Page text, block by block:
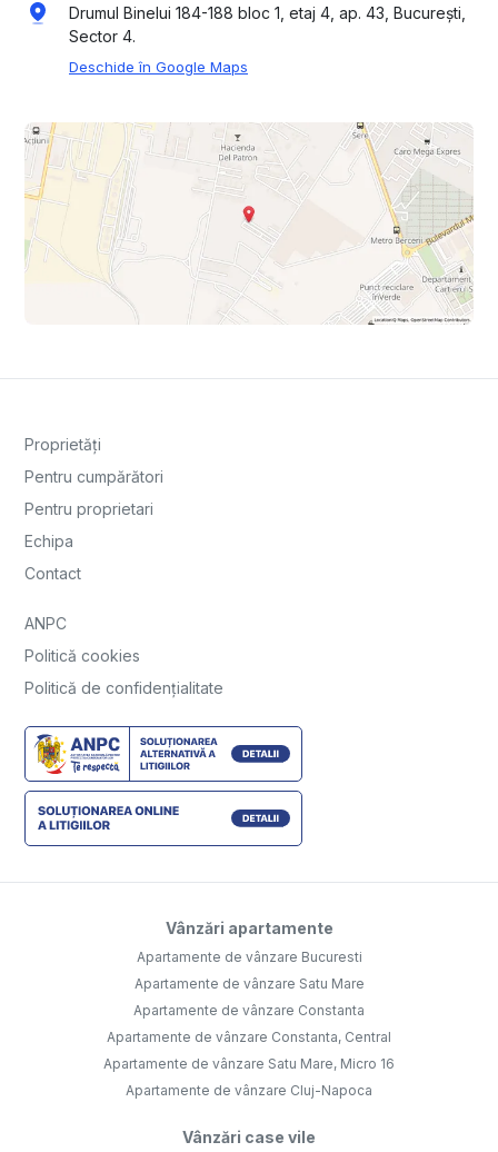
Drumul Binelui 184-188 bloc 1, etaj 4, ap. 43, București,
Sector 4.
Deschide în Google Maps
Proprietăți
Pentru cumpărători
Pentru proprietari
Echipa
Contact
ANPC
Politică cookies
Politică de confidențialitate
Vânzări apartamente
Apartamente de vânzare Bucuresti
Apartamente de vânzare Satu Mare
Apartamente de vânzare Constanta
Apartamente de vânzare Constanta, Central
Apartamente de vânzare Satu Mare, Micro 16
Apartamente de vânzare Cluj-Napoca
Vânzări case vile